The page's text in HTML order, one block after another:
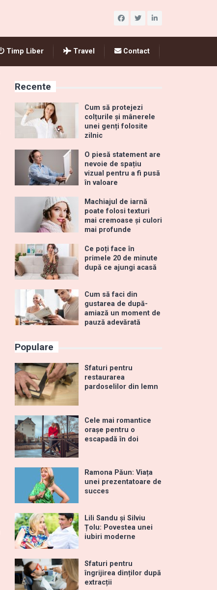
Timp Liber Travel Contact
Recente
Cum să protejezi
colțurile și mânerele
unei genți folosite
zilnic
O piesă statement are
nevoie de spațiu
vizual pentru a fi pusă
în valoare
Machiajul de iarnă
poate folosi texturi
mai cremoase și culori
mai profunde
Ce poți face în
primele 20 de minute
după ce ajungi acasă
Cum să faci din
gustarea de după-
amiază un moment de
pauză adevărată
Populare
Sfaturi pentru
restaurarea
pardoselilor din lemn
Cele mai romantice
orașe pentru o
escapadă în doi
Ramona Păun: Viața
unei prezentatoare de
succes
Lili Sandu și Silviu
Țolu: Povestea unei
iubiri moderne
Sfaturi pentru
îngrijirea dinților după
extracții